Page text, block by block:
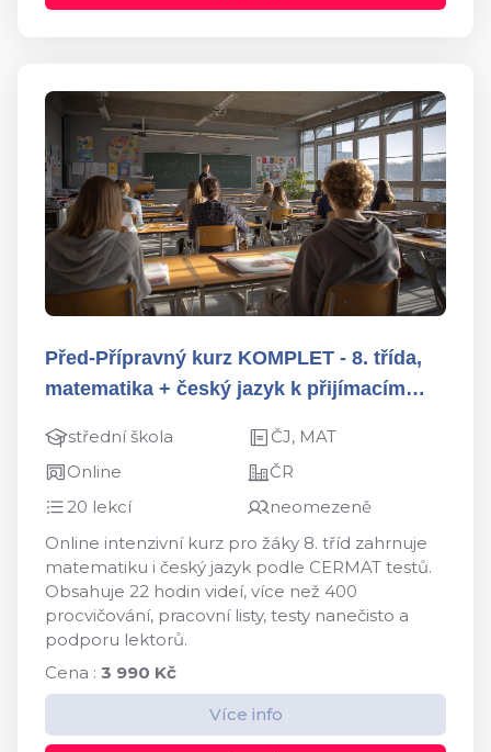
Před-Přípravný kurz KOMPLET - 8. třída,
matematika + český jazyk k přijímacím
střední škola
ČJ, MAT
Online
ČR
20 lekcí
neomezeně
Online intenzivní kurz pro žáky 8. tříd zahrnuje
matematiku i český jazyk podle CERMAT testů.
Obsahuje 22 hodin videí, více než 400
procvičování, pracovní listy, testy nanečisto a
podporu lektorů.
Cena : 3 990 Kč
Více info